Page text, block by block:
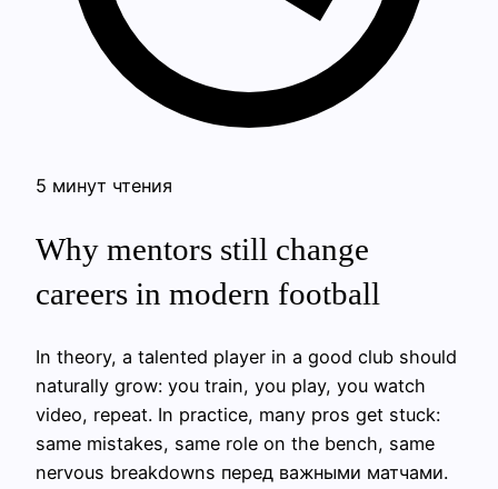
5 минут чтения
Why mentors still change
careers in modern football
In theory, a talented player in a good club should
naturally grow: you train, you play, you watch
video, repeat. In practice, many pros get stuck:
same mistakes, same role on the bench, same
nervous breakdowns перед важными матчами.